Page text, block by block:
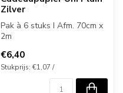
Zilver
Pak à 6 stuks I Afm. 70cm x
2m
€6,40
Stukprijs: €1,07 /